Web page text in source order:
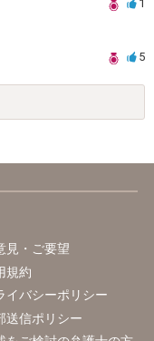
1
5
見・ご要望
規約
イバシーポリシー
送信ポリシー